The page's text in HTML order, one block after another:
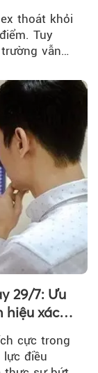
thoát khỏi
Tuy
vẫn
29/7: Ưu
hiệu xác
cực trong
lực điều